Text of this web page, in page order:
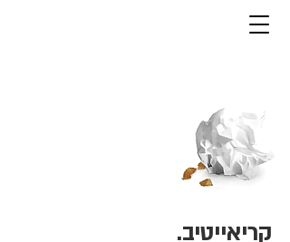
קריאייטיב.